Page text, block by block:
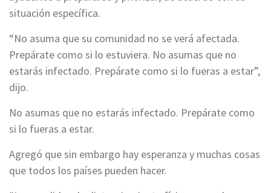
situación específica.
“No asuma que su comunidad no se verá afectada.
Prepárate como si lo estuviera. No asumas que no
estarás infectado. Prepárate como si lo fueras a estar”,
dijo.
No asumas que no estarás infectado. Prepárate como
si lo fueras a estar.
Agregó que sin embargo hay esperanza y muchas cosas
que todos los países pueden hacer.